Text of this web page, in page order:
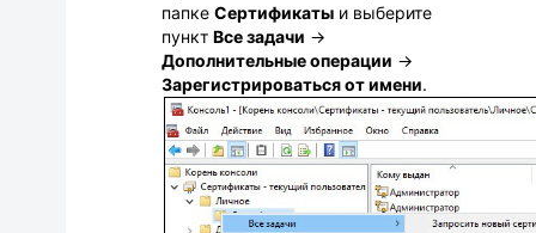
папке Сертификаты и выберите
пункт Все задачи →
Дополнительные операции →
Зарегистрироваться от имени.